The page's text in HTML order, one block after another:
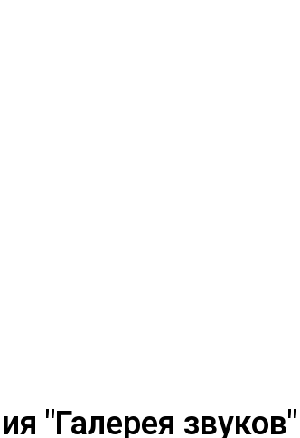
"Галерея звуков"